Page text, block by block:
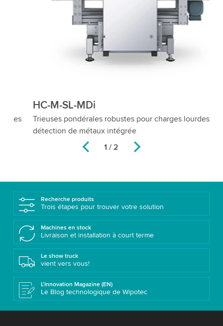
2 / 2
HC-M-SL-MDi
Trieuses pondérales robustes pour charges lourdes avec
détection de métaux intégrée
Recherche produits
Trois étapes pour trouver votre solution
Machines en stock
Livraison et installation à court terme
Le show truck
vient vers vous!
L’Innovation Magazine (EN)
Le Blog technologique de Wipotec